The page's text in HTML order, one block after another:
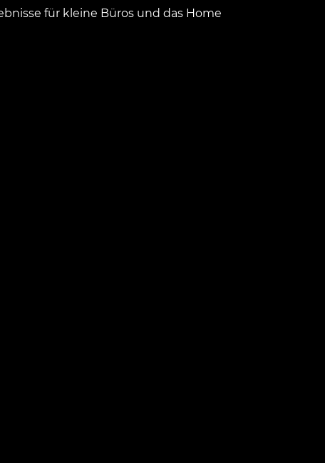
für kleine Büros und das Home